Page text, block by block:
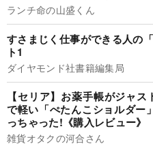
ランチ命の山盛くん
すさまじく仕事ができる人の
ト1
ダイヤモンド社書籍編集局
【セリア】お薬手帳がジャ
で軽い「ぺたんこショルダー
っちゃった!《購入レビュー》
雑貨オタクの河合さん